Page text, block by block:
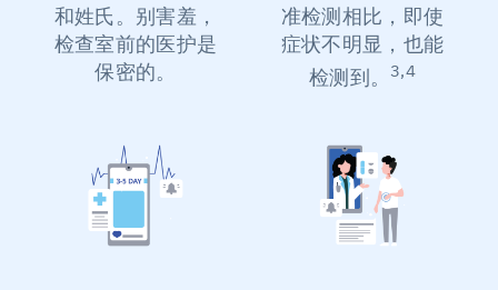
和姓氏。别害羞，
检查室前的医护是
保密的。
准检测相比，即使
症状不明显，也能
检测到。 3,4